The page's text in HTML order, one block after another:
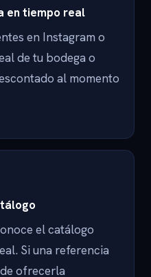
en tiempo real
en Instagram o
de tu bodega o
al momento
el catálogo
Si una referencia
ofrecerla